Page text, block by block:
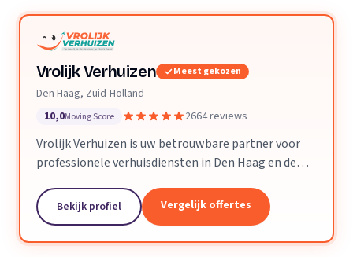
Vrolijk Verhuizen Meest gekozen
Den Haag, Zuid-Holland
10,0Moving Score 2664 reviews
Vrolijk Verhuizen is uw betrouwbare partner voor
professionele verhuisdiensten in Den Haag en de
ervaring en een toegewijd team zorgen wij ervoor
dat uw verhuizing soepel en zorgeloos verloopt.
Bekijk profiel Vergelijk offertes